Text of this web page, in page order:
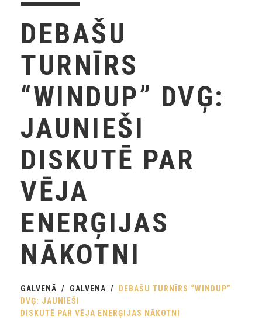
DEBAŠU
TURNĪRS
“WINDUP” DVĢ:
JAUNIEŠI
DISKUTĒ PAR
VĒJA
ENERĢIJAS
NĀKOTNI
GALVENĀ GALVENA
DEBAŠU TURNĪRS “WINDUP”
DVĢ: JAUNIEŠI
DISKUTĒ PAR VĒJA ENERĢIJAS NĀKOTNI